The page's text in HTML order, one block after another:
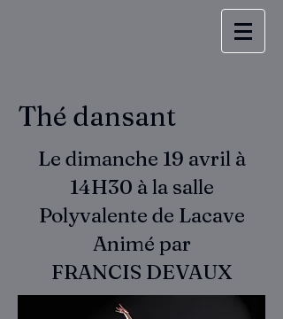
Thé dansant
Le dimanche 19 avril à
14H30 à la salle
Polyvalente de Lacave
Animé par
FRANCIS DEVAUX